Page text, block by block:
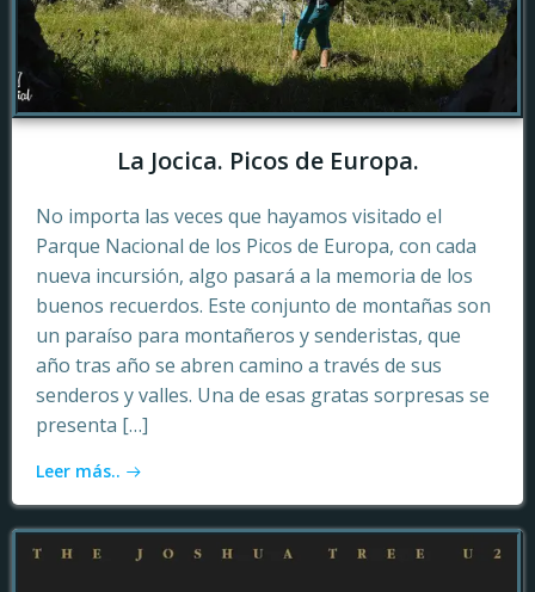
La Jocica. Picos de Europa.
No importa las veces que hayamos visitado el
Parque Nacional de los Picos de Europa, con cada
nueva incursión, algo pasará a la memoria de los
buenos recuerdos. Este conjunto de montañas son
un paraíso para montañeros y senderistas, que
año tras año se abren camino a través de sus
senderos y valles. Una de esas gratas sorpresas se
presenta […]
Leer más..